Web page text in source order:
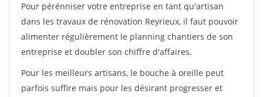
Pour pérénniser votre entreprise en tant qu'artisan
dans les travaux de rénovation Reyrieux, il faut pouvoir
alimenter régulièrement le planning chantiers de son
entreprise et doubler son chiffre d'affaires.
Pour les meilleurs artisans, le bouche à oreille peut
parfois suffire mais pour les désirant progresser et